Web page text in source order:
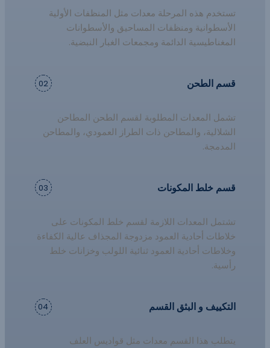
تستخدم هذه المرحلة معدات مثل المنظفات الأولية
الأسطوانية ومنظفات المساحيق والأسطوانات
المغناطيسية الدائمة ومجمعات الغبار النبضية.
قسم الطحن 02
تشمل المعدات المطلوبة لقسم الطحن المطاحن
الشلالية، والمطاحن ذات الطراز العمودي، والمطاحن
المدمجة.
قسم خلط المكونات 03
تشتمل المعدات اللازمة لقسم خلط المكونات على
خلاطات أحادية العمود مزدوجة المجذاف عالية الكفاءة
وخلاطات أحادية العمود ثنائية اللولب وخزانات خلط
رأسية.
التكييف والبثق القسم 04
يتطلب هذا القسم معدات مثل قواديس العلف